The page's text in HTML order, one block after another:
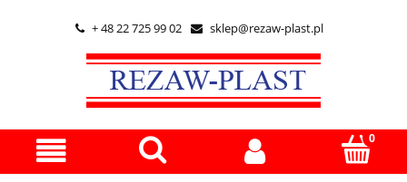
 + 48 22 725 99 02  sklep@rezaw-plast.pl